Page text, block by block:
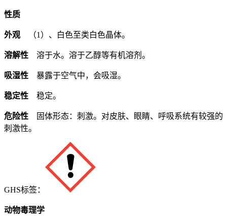
性质
外观 （1）、白色至类白色晶体。
溶解性 溶于水。溶于乙醇等有机溶剂。
吸湿性 暴露于空气中，会吸湿。
稳定性 稳定。
危险性
固体形态：刺激。对皮肤、眼睛、呼吸系统有较强的
刺激性。
GHS标签：
动物毒理学